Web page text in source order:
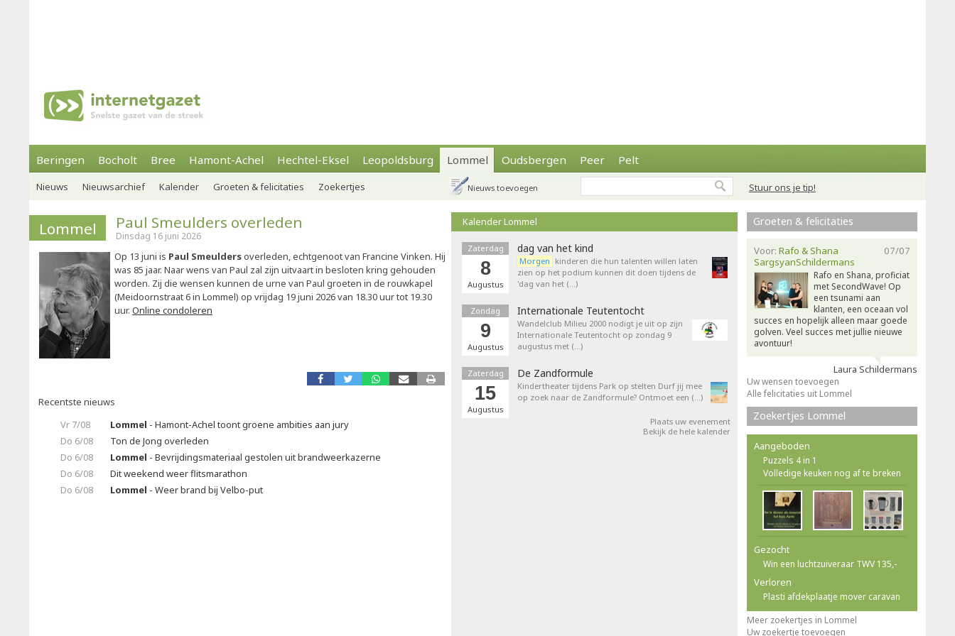
Beringen Bocholt Bree Hamont-Achel Hechtel-Eksel Leopoldsburg Lommel Oudsbergen Peer Pelt
Stuur ons je tip!
Nieuws Nieuwsarchief Kalender Groeten & felicitaties Zoekertjes Nieuws toevoegen
Lommel Paul Smeulders overleden
Dinsdag 16 juni 2026
Op 13 juni is Paul Smeuldersoverleden, echtgenoot van Francine Vinken. Hij
was 85 jaar. Naar wens van Paul zal zijn uitvaart in besloten kring gehouden
worden. Zij die wensen kunnen de urne van Paul groeten in de rouwkapel
(Meidoornstraat 6 in Lommel) op vrijdag 19 juni 2026 van 18.30 uur tot 19.30
uur. Online condoleren
Recentste nieuws
Vr 7/08
Lommel - Hamont-Achel toont groene ambities aan jury
Do 6/08
Ton de Jong overleden
Do 6/08
Lommel - Bevrijdingsmateriaal gestolen uit brandweerkazerne
Do 6/08
Dit weekend weer flitsmarathon
Do 6/08
Lommel - Weer brand bij Velbo-put
Kalender Lommel
Zaterdag
8
Augustus
dag van het kind
Morgen kinderen die hun talenten willen laten
zien op het podium kunnen dit doen tijdens de
'dag van het (…)
Zondag
9
Augustus
Internationale Teutentocht
Wandelclub Milieu 2000 nodigt je uit op zijn
Internationale Teutentocht op zondag 9
augustus met (…)
Zaterdag
15
Augustus
De Zandformule
Kindertheater tijdens Park op stelten Durf jij mee
op zoek naar de Zandformule? Ontmoet een (…)
Plaats uw evenement
Bekijk de hele kalender
Groeten & felicitaties
07/07
Voor: Rafo & Shana
SargsyanSchildermans
Rafo en Shana, proficiat
met SecondWave! Op
een tsunami aan
klanten, een oceaan vol
succes en hopelijk alleen maar goede
golven. Veel succes met jullie nieuwe
avontuur!
Laura Schildermans
Uw wensen toevoegen
Alle felicitaties uit Lommel
Zoekertjes Lommel
Aangeboden
Puzzels 4 in 1
Volledige keuken nog af te breken
Gezocht
Win een luchtzuiveraar TWV 135,-
Verloren
Plasti afdekplaatje mover caravan
Meer zoekertjes in Lommel
Uw zoekertje toevoegen